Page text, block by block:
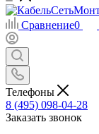
Сравнение0
Телефоны
8 (495) 098-04-28
Заказать звонок